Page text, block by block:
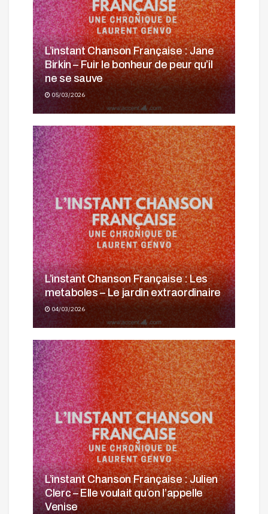
L’instant Chanson Française : Jane
Birkin – Fuir le bonheur de peur qu’il
ne se sauve
05/03/2026
L’instant Chanson Française : Les
metaboles – Le jardin extraordinaire
04/03/2026
L’instant Chanson Française : Julien
Clerc – Elle voulait qu’on l’appelle
Venise